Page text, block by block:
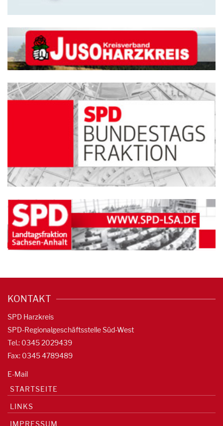
KONTAKT
SPD Harzkreis
SPD-Regionalgeschäftsstelle Süd-West
Tel.: 0345 2029439
Fax: 0345 4789489
E-Mail
STARTSEITE
LINKS
IMPRESSUM